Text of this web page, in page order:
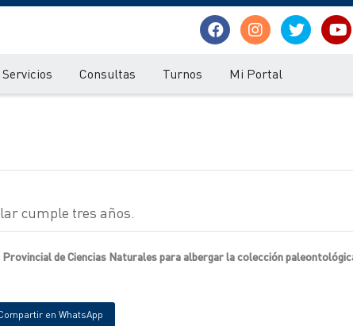
Consultas Turnos Mi Portal
cumple tres años.
de Ciencias Naturales para albergar la colección
en WhatsApp